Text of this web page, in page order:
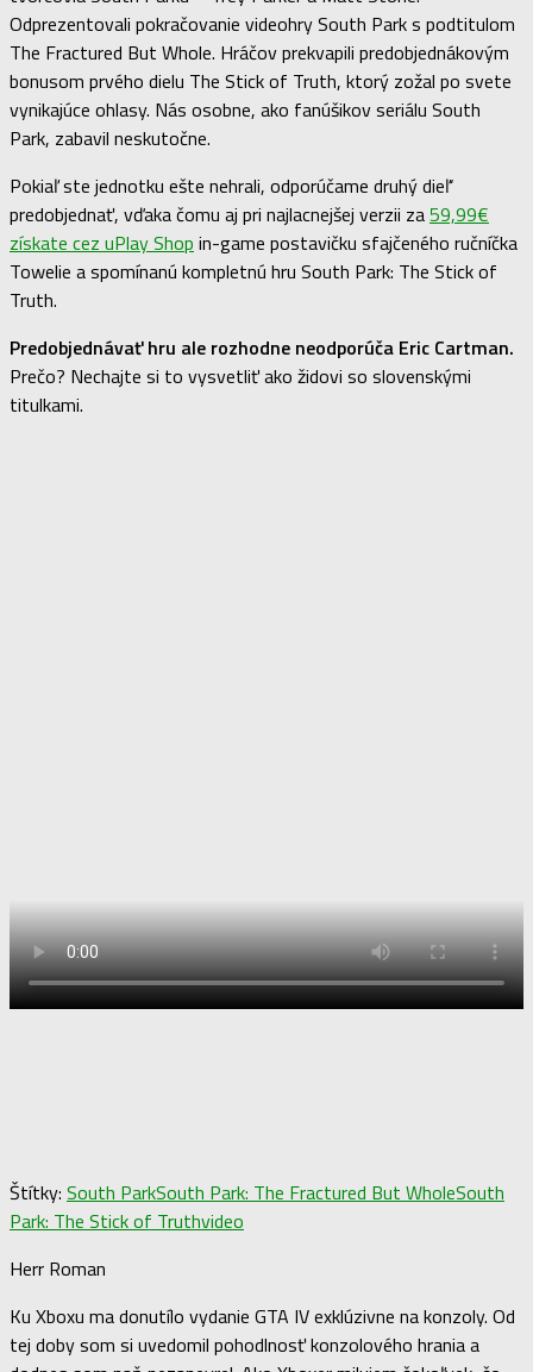
Odprezentovali pokračovanie videohry South Park s podtitulom
The Fractured But Whole. Hráčov prekvapili predobjednákovým
bonusom prvého dielu The Stick of Truth, ktorý zožal po svete
vynikajúce ohlasy. Nás osobne, ako fanúšikov seriálu South
Park, zabavil neskutočne.
Pokiaľ ste jednotku ešte nehrali, odporúčame druhý dieľ‘
predobjednať, vďaka čomu aj pri najlacnejšej verzii za59,99€
získate cez uPlay Shop in-game postavičku sfajčeného ručníčka
Towelie a spomínanú kompletnú hru South Park: The Stick of
Truth.
Predobjednávať hru ale rozhodne neodporúča Eric Cartman.
Prečo? Nechajte si to vysvetliť ako židovi so slovenskými
titulkami.
Štítky: South ParkSouth Park: The Fractured But WholeSouth
Park: The Stick of Truthvideo
Herr Roman
Ku Xboxu ma donutílo vydanie GTA IV exklúzivne na konzoly. Od
tej doby som si uvedomil pohodlnosť konzolového hrania a